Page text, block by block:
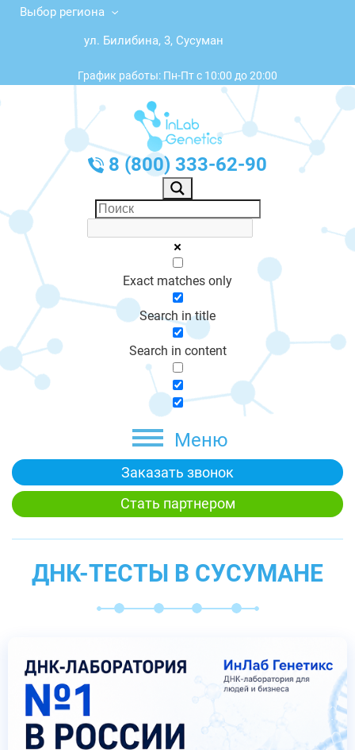
Выбор региона
ул. Билибина, 3, Сусуман
График работы: Пн-Пт с 10:00 до 20:00
8 (800) 333-62-90
Exact matches only
Search in title
Search in content
Меню
Заказать звонок
Стать партнером
ДНК-ТЕСТЫ В СУСУМАНЕ